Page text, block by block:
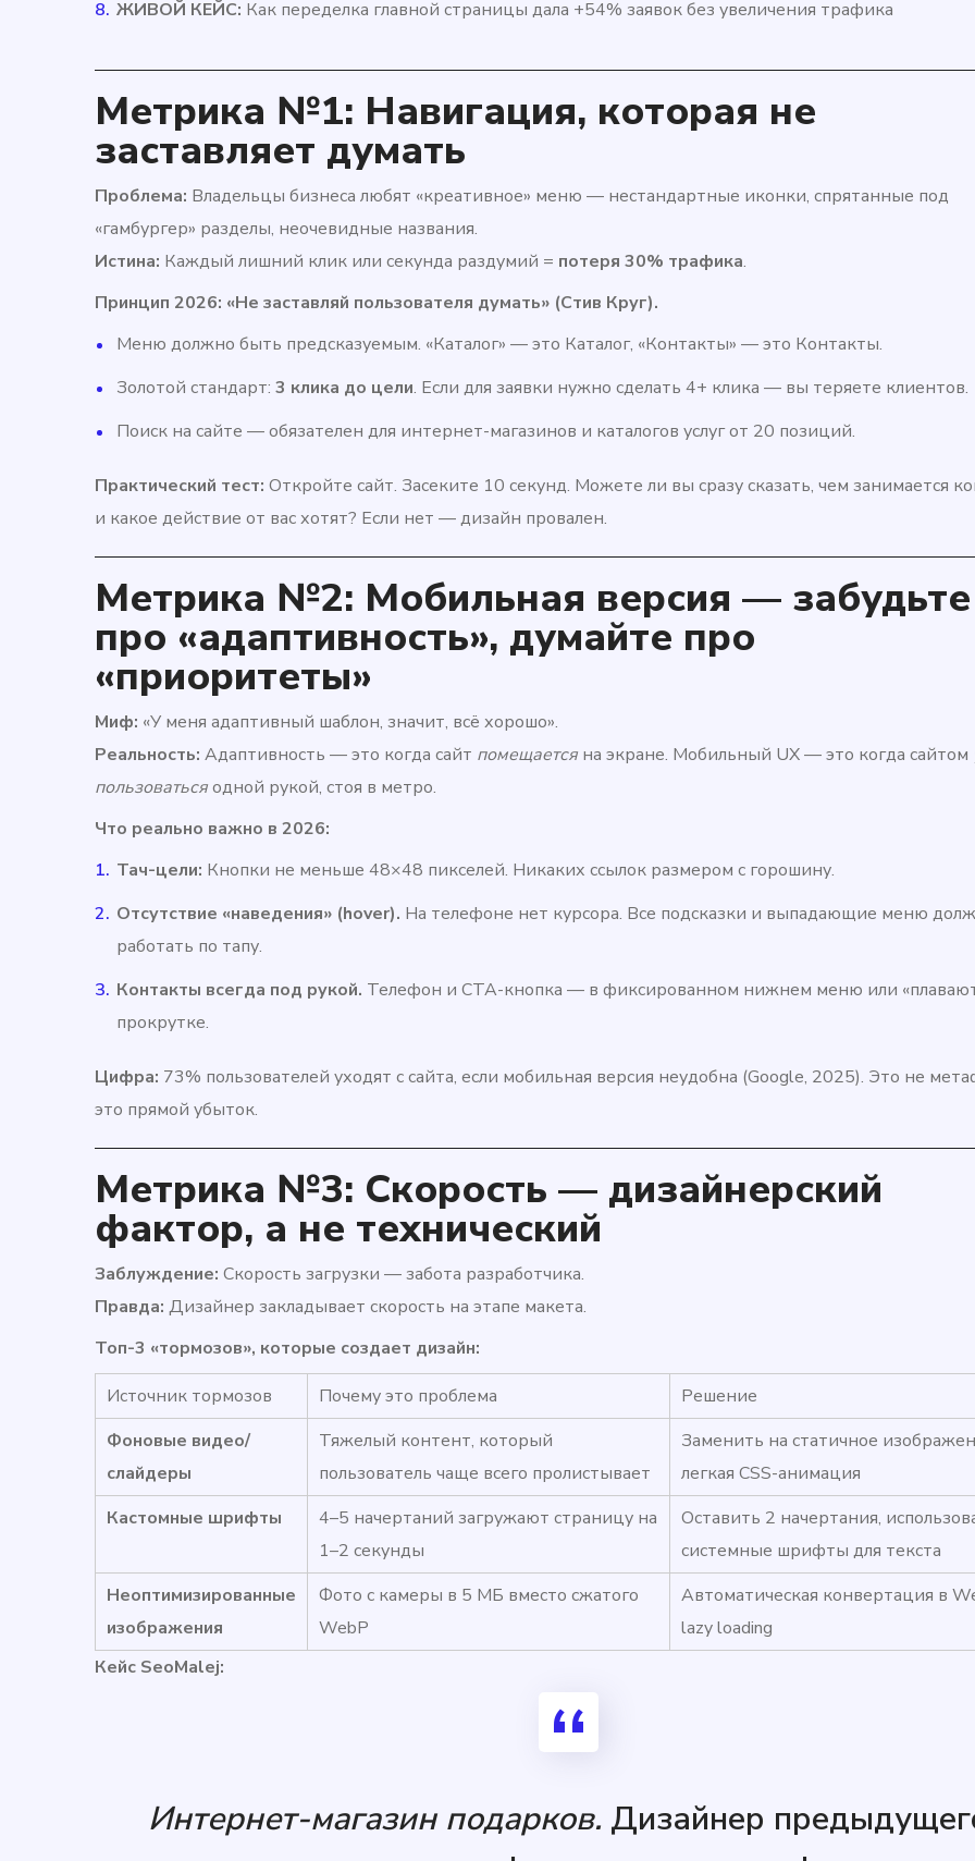
ЖИВОЙ КЕЙС: Как переделка главной страницы дала +54% заявок без увеличения трафика
Метрика №1: Навигация, которая не
заставляет думать
Проблема: Владельцы бизнеса любят «креативное» меню — нестандартные иконки, спрятанные под
«гамбургер» разделы, неочевидные названия.
Истина: Каждый лишний клик или секунда раздумий = потеря 30% трафика.
Принцип 2026: «Не заставляй пользователя думать» (Стив Круг).
Меню должно быть предсказуемым. «Каталог» — это Каталог, «Контакты» — это Контакты.
Золотой стандарт: 3 клика до цели. Если для заявки нужно сделать 4+ клика — вы теряете клиентов.
Поиск на сайте — обязателен для интернет-магазинов и каталогов услуг от 20 позиций.
Практический тест: Откройте сайт. Засеките 10 секунд. Можете ли вы сразу сказать, чем занимается
и какое действие от вас хотят? Если нет — дизайн провален.
Метрика №2: Мобильная версия — забудьте
про «адаптивность», думайте про
«приоритеты»
Миф: «У меня адаптивный шаблон, значит, всё хорошо».
Реальность: Адаптивность — это когда сайт помещается на экране. Мобильный UX — это когда сайтом
пользоватьсяодной рукой, стоя в метро.
Что реально важно в 2026:
Тач-цели: Кнопки не меньше 48×48 пикселей. Никаких ссылок размером с горошину.
Отсутствие «наведения» (hover). На телефоне нет курсора. Все подсказки и выпадающие меню
работать по тапу.
Контакты всегда под рукой. Телефон и CTA-кнопка — в фиксированном нижнем меню или
прокрутке.
Цифра: 73% пользователей уходят с сайта, если мобильная версия неудобна (Google, 2025). Это не
это прямой убыток.
Метрика №3: Скорость — дизайнерский
фактор, а не технический
Заблуждение: Скорость загрузки — забота разработчика.
Правда: Дизайнер закладывает скорость на этапе макета.
Топ-3 «тормозов», которые создает дизайн:
Источник тормозов
Почему это проблема
Решение
Фоновые видео/
слайдеры
Тяжелый контент, который
пользователь чаще всего пролистывает
Заменить на статичное
легкая CSS-анимация
Кастомные шрифты
4–5 начертаний загружают страницу на
1–2 секунды
Оставить 2 начертания,
системные шрифты для текста
Неоптимизированные
изображения
Фото с камеры в 5 МБ вместо сжатого
WebP
Автоматическая конвертация в
lazy loading
Кейс SeoMalej:
Интернет-магазин подарков. Дизайнер